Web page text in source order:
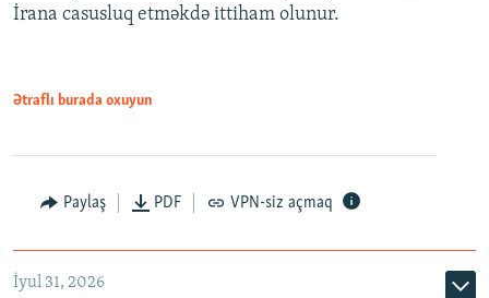
İrana casusluq etməkdə ittiham olunur.
Ətraflı burada oxuyun
Paylaş PDF VPN-siz açmaq
İyul 31, 2026